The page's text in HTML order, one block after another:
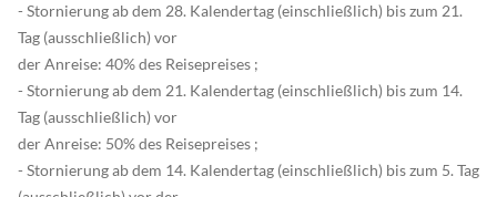
- Stornierung ab dem 28. Kalendertag (einschließlich) bis zum 21.
Tag (ausschließlich) vor
der Anreise: 40% des Reisepreises ;
- Stornierung ab dem 21. Kalendertag (einschließlich) bis zum 14.
Tag (ausschließlich) vor
der Anreise: 50% des Reisepreises ;
- Stornierung ab dem 14. Kalendertag (einschließlich) bis zum 5. Tag